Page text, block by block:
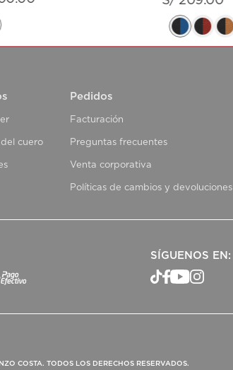
cuero
Pedidos
Facturación
Preguntas frecuentes
Venta corporativa
Políticas de cambios y devoluciones
SÍGUENOS EN:
COSTA. TODOS LOS DERECHOS RESERVADOS.